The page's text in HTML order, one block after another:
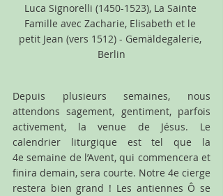
Luca Signorelli (1450-1523), La Sainte
Famille avec Zacharie, Elisabeth et le
petit Jean (vers 1512) - Gemäldegalerie,
Berlin
Depuis plusieurs semaines, nous
attendons sagement, gentiment, parfois
activement, la venue de Jésus. Le
calendrier liturgique est tel que la
4e semaine de l’Avent, qui commencera et
finira demain, sera courte. Notre 4e cierge
restera bien grand ! Les antiennes Ô se